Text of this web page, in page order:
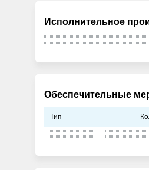
Исполнительное
Обеспечительные
Тип